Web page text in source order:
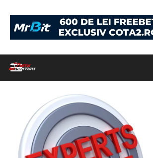
ponturi!
Blue dart on a target with text on it.
Blue dart on a target with